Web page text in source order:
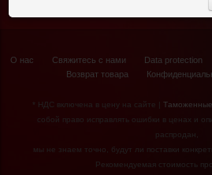
Носки хоккейные
Куртки
О нас Свяжитесь с нами Data protection
Возврат товара
* НДС включена в цену на сайте |
собой право исправлять ошибки в ценах и
распродан,
мы не знаем точно, будут ли поставки
Рекомендуемая стоимость